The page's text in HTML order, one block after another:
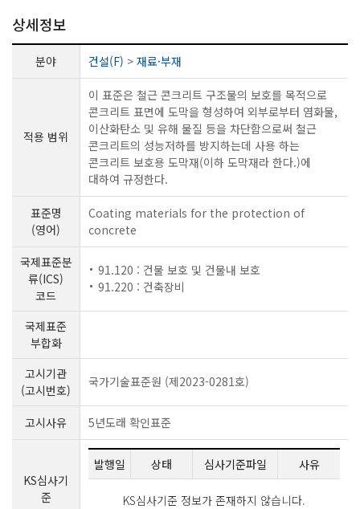
상세정보
분야 건설(F) > 재료·부재
적용 범위
이 표준은 철근 콘크리트 구조물의 보호를 목적으로
콘크리트 표면에 도막을 형성하여 외부로부터 염화물,
이산화탄소 및 유해 물질 등을 차단함으로써 철근
콘크리트의 성능저하를 방지하는데 사용 하는
콘크리트 보호용 도막재(이하 도막재라 한다.)에
대하여 규정한다.
표준명
(영어)
Coating materials for the protection of
concrete
국제표준분
류(ICS)
코드
91.120 : 건물 보호 및 건물내 보호
91.220 : 건축장비
국제표준
부합화
고시기관
(고시번호)
국가기술표준원 (제2023-0281호)
고시사유 5년도래 확인표준
KS심사기
준
발행일 상태 심사기준파일 사유
KS심사기준 정보가 존재하지 않습니다.